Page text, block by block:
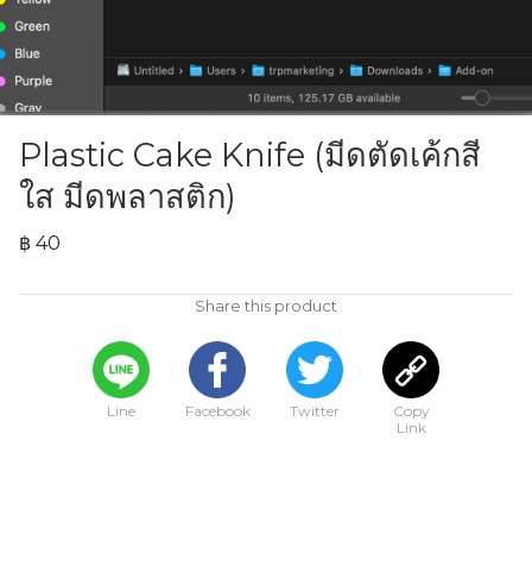
Plastic Cake Knife (มีดตัดเค้กสี
ใส มีดพลาสติก)
฿ 40
Share this product
Line Facebook Twitter
Copy
Link